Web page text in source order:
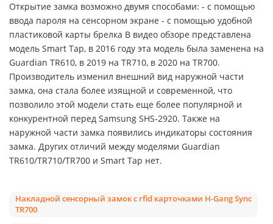
Открытие замка возможно двумя способами: - с помощью
ввода пароля на сенсорном экране - с помощью удобной
пластиковой карты брелка В видео обзоре представлена
модель Smart Tap, в 2016 году эта модель была заменена на
Guardian TR610, в 2019 на TR710, в 2020 на TR700.
Производитель изменил внешний вид наружной части
замка, она стала более изящной и современной, что
позволило этой модели стать еще более популярной и
конкурентной перед Samsung SHS-2920. Также на
наружной части замка появились индикаторы состояния
замка. Других отличий между моделями Guardian
TR610/TR710/TR700 и Smart Tap нет.
Накладной сенсорный замок с rfid карточками H-Gang Synс
TR700